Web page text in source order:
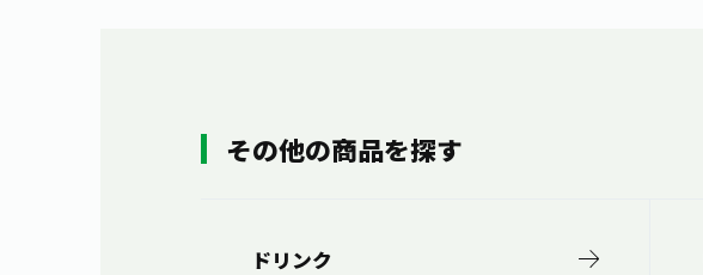
その他の商品を探す
ドリンク